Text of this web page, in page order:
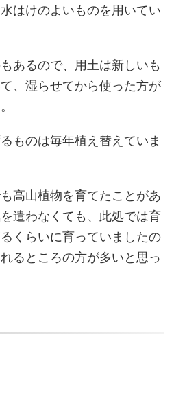
はけのよいものを用いてい
あるので、用土は新しいも
、湿らせてから使った方が
ものは毎年植え替えていま
高山植物を育てたことがあ
遣わなくても、此処では育
くらいに育っていましたの
るところの方が多いと思っ